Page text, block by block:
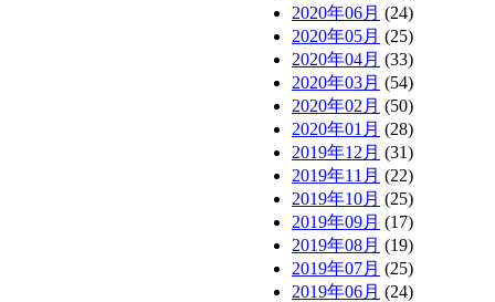
2020年06月 (24)
2020年05月 (25)
2020年04月 (33)
2020年03月 (54)
2020年02月 (50)
2020年01月 (28)
2019年12月 (31)
2019年11月 (22)
2019年10月 (25)
2019年09月 (17)
2019年08月 (19)
2019年07月 (25)
2019年06月 (24)